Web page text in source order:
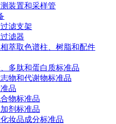
装置和采样管
滤支架
滤器
萃取色谱柱、树脂和配件
多肽和蛋白质标准品
物和代谢物标准品
品
物标准品
剂标准品
妆品成分标准品